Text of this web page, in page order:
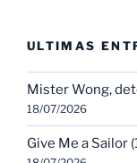
ULTIMAS
Mister Wong,
18/07/2026
Give Me a Sailor